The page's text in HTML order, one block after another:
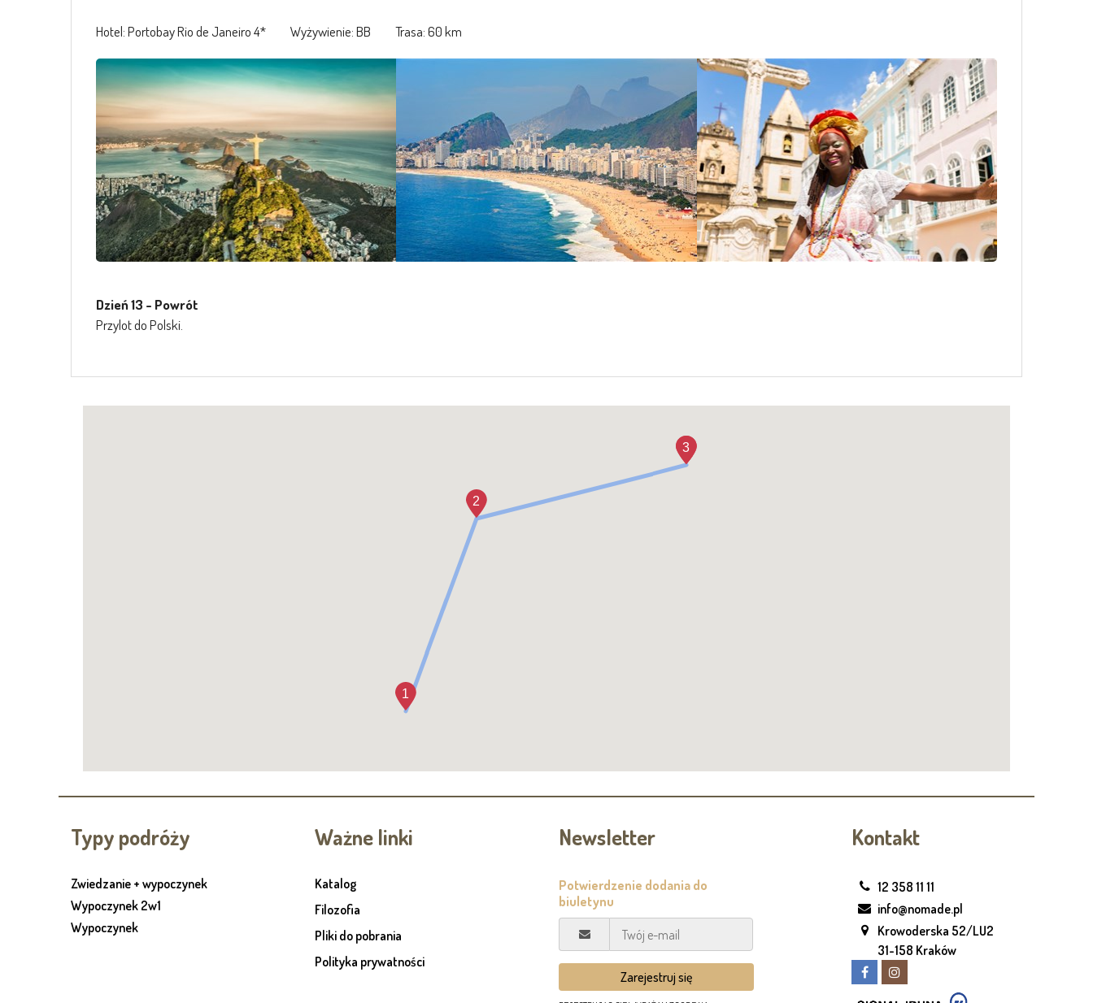
Hotel: Portobay Rio de Janeiro 4* Wyżywienie: BB Trasa: 60 km
Dzień 13 - Powrót
Przylot do Polski.
Typy podróży
Zwiedzanie + wypoczynek
Wypoczynek 2w1
Wypoczynek
Ważne linki
Katalog
Filozofia
Pliki do pobrania
Polityka prywatności
Newsletter Kontakt
12 358 11 11
info@nomade.pl
Krowoderska 52/LU2
31-158 Kraków